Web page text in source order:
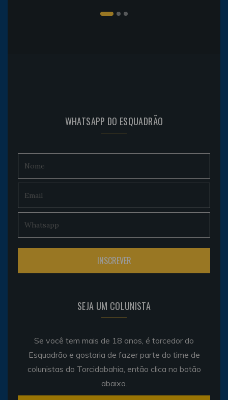
WHATSAPP DO ESQUADRÃO
SEJA UM COLUNISTA
Se você tem mais de 18 anos, é torcedor do
Esquadrão e gostaria de fazer parte do time de
colunistas do Torcidabahia, então clica no botão
abaixo.